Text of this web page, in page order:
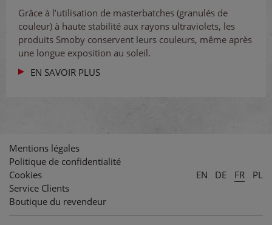
Grâce à l’utilisation de masterbatches (granulés de
couleur) à haute stabilité aux rayons ultraviolets, les
produits Smoby conservent leurs couleurs, même après
une longue exposition au soleil.
EN SAVOIR PLUS
Mentions légales
Politique de confidentialité
Cookies
Service Clients
Boutique du revendeur
EN DE FR PL